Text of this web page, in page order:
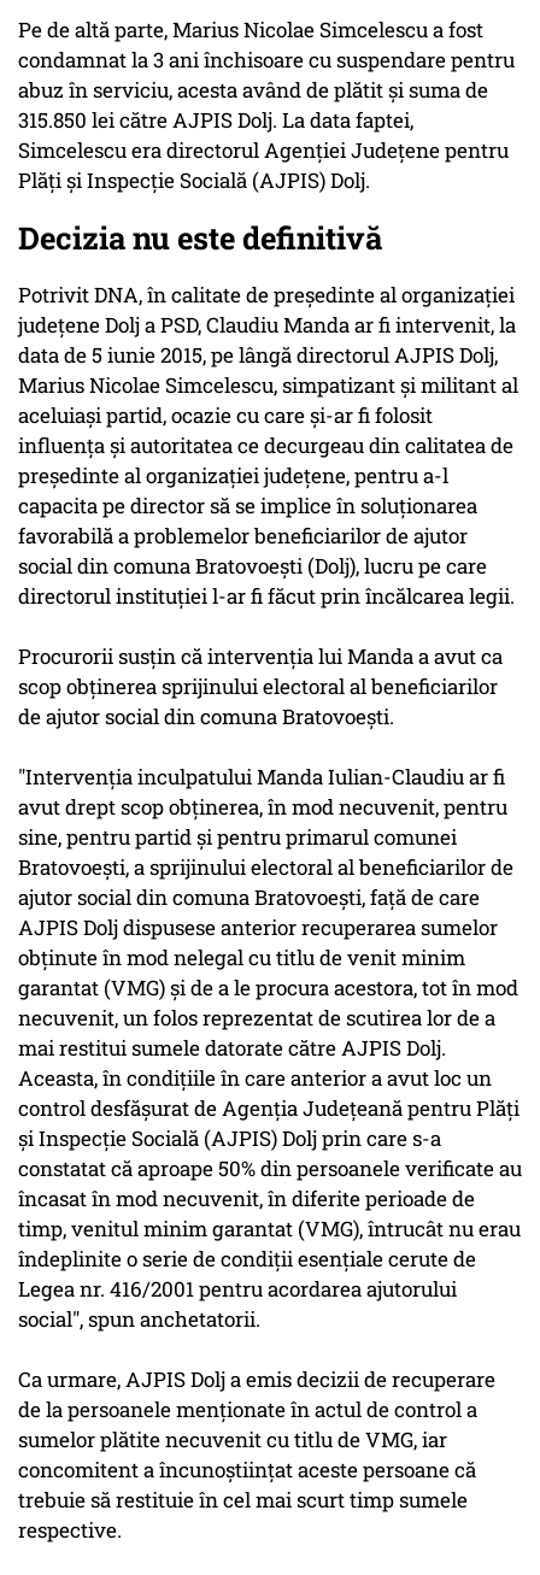
Pe de altă parte, Marius Nicolae Simcelescu a fost
condamnat la 3 ani închisoare cu suspendare pentru
abuz în serviciu, acesta având de plătit şi suma de
315.850 lei către AJPIS Dolj. La data faptei,
Simcelescu era directorul Agenţiei Judeţene pentru
Plăţi şi Inspecţie Socială (AJPIS) Dolj.
Decizia nu este definitivă
Potrivit DNA, în calitate de preşedinte al organizaţiei
judeţene Dolj a PSD, Claudiu Manda ar fi intervenit, la
data de 5 iunie 2015, pe lângă directorul AJPIS Dolj,
Marius Nicolae Simcelescu, simpatizant şi militant al
aceluiaşi partid, ocazie cu care şi-ar fi folosit
influenţa şi autoritatea ce decurgeau din calitatea de
preşedinte al organizaţiei judeţene, pentru a-l
capacita pe director să se implice în soluţionarea
favorabilă a problemelor beneficiarilor de ajutor
social din comuna Bratovoeşti (Dolj), lucru pe care
directorul instituţiei l-ar fi făcut prin încălcarea legii.
Procurorii susţin că intervenţia lui Manda a avut ca
scop obţinerea sprijinului electoral al beneficiarilor
de ajutor social din comuna Bratovoeşti.
"Intervenţia inculpatului Manda Iulian-Claudiu ar fi
avut drept scop obţinerea, în mod necuvenit, pentru
sine, pentru partid şi pentru primarul comunei
Bratovoeşti, a sprijinului electoral al beneficiarilor de
ajutor social din comuna Bratovoeşti, faţă de care
AJPIS Dolj dispusese anterior recuperarea sumelor
obţinute în mod nelegal cu titlu de venit minim
garantat (VMG) şi de a le procura acestora, tot în mod
necuvenit, un folos reprezentat de scutirea lor de a
mai restitui sumele datorate către AJPIS Dolj.
Aceasta, în condiţiile în care anterior a avut loc un
control desfăşurat de Agenţia Judeţeană pentru Plăţi
şi Inspecţie Socială (AJPIS) Dolj prin care s-a
constatat că aproape 50% din persoanele verificate au
încasat în mod necuvenit, în diferite perioade de
timp, venitul minim garantat (VMG), întrucât nu erau
îndeplinite o serie de condiţii esenţiale cerute de
Legea nr. 416/2001 pentru acordarea ajutorului
social", spun anchetatorii.
Ca urmare, AJPIS Dolj a emis decizii de recuperare
de la persoanele menţionate în actul de control a
sumelor plătite necuvenit cu titlu de VMG, iar
concomitent a încunoştiinţat aceste persoane că
trebuie să restituie în cel mai scurt timp sumele
respective.